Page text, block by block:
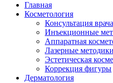
Главная
Косметология
Консультация
Инъекционные
Аппаратная
Лазерные методики
Эстетическая
Коррекция фигуры
Дерматология